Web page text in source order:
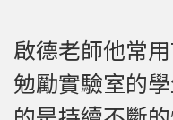
啟德老師他常
勉勵實驗室的